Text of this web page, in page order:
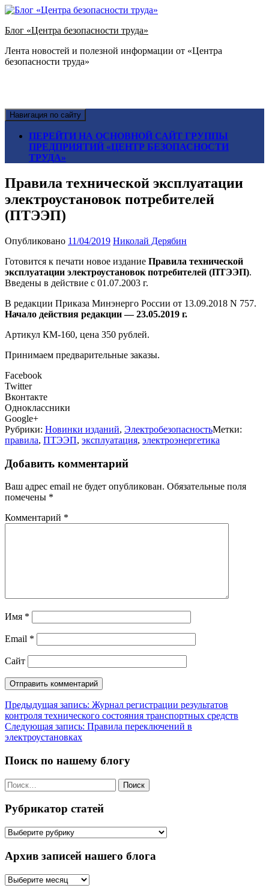
Блог «Центра безопасности труда»
Лента новостей и полезной информации от «Центра
безопасности труда»
Навигация по сайту
ПЕРЕЙТИ НА ОСНОВНОЙ САЙТ ГРУППЫ
ПРЕДПРИЯТИЙ «ЦЕНТР БЕЗОПАСНОСТИ
ТРУДА»
Правила технической эксплуатации
электроустановок потребителей
(ПТЭЭП)
Опубликовано 11/04/2019 Николай Дерябин
Готовится к печати новое издание Правила технической
эксплуатации электроустановок потребителей (ПТЭЭП).
Введены в действие с 01.07.2003 г.
В редакции Приказа Минэнерго России от 13.09.2018 N 757.
Начало действия редакции — 23.05.2019 г.
Артикул КМ-160, цена 350 рублей.
Принимаем предварительные заказы.
Facebook
Twitter
Вконтакте
Одноклассники
Google+
Рубрики: Новинки изданий, ЭлектробезопасностьМетки:
правила, ПТЭЭП, эксплуатация, электроэнергетика
Добавить комментарий
Ваш адрес email не будет опубликован. Обязательные поля
помечены *
Комментарий *
Имя *
Email *
Сайт
Навигация
по
записям
Предыдущая запись: Журнал регистрации результатов
контроля технического состояния транспортных средств
Следующая запись: Правила переключений в
электроустановках
Поиск по нашему блогу
Найти:
Рубрикатор статей
Рубрикатор
Архив записей нашего блога
Архив